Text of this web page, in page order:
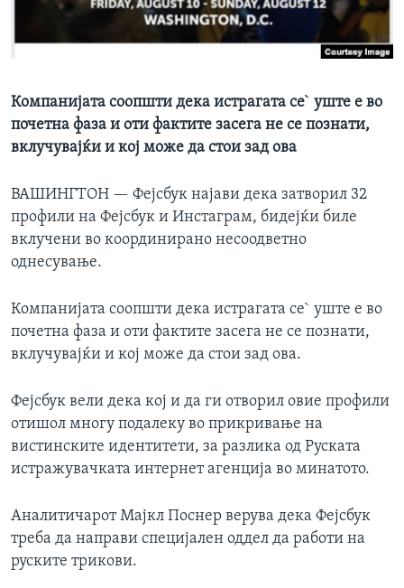
Компанијата соопшти дека истрагата се` уште е во
почетна фаза и оти фактите засега не се познати,
вклучувајќи и кој може да стои зад ова
ВАШИНГТОН — Фејсбук најави дека затворил 32
профили на Фејсбук и Инстаграм, бидејќи биле
вклучени во координирано несоодветно
однесување.
Компанијата соопшти дека истрагата се` уште е во
почетна фаза и оти фактите засега не се познати,
вклучувајќи и кој може да стои зад ова.
Фејсбук вели дека кој и да ги отворил овие профили
отишол многу подалеку во прикривање на
вистинските идентитети, за разлика од Руската
истражувачката интернет агенција во минатото.
Аналитичарот Мајкл Поснер верува дека Фејсбук
треба да направи специјален оддел да работи на
руските трикови.